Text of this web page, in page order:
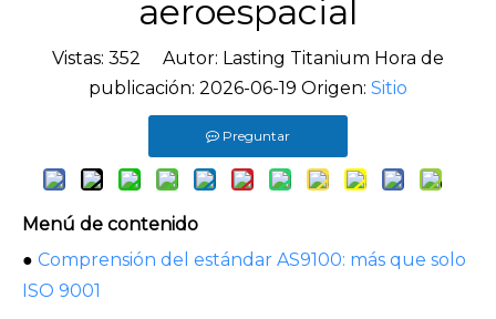
aeroespacial
Vistas: 352 Autor: Lasting Titanium Hora de
publicación: 2026-06-19 Origen: Sitio
Preguntar
Menú de contenido
● Comprensión del estándar AS9100: más que solo
ISO 9001